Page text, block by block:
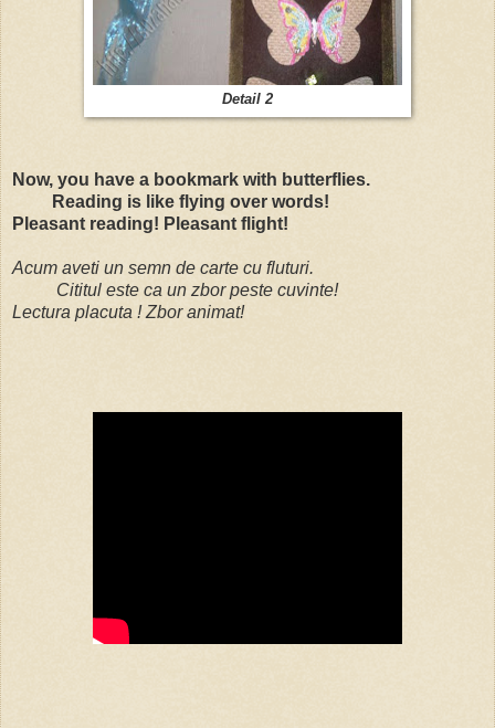
Detail 2
Now, you have a bookmark with butterflies.
Reading is like flying over words!
Pleasant reading! Pleasant flight!
Acum aveti un semn de carte cu fluturi.
Cititul este ca un zbor peste cuvinte!
Lectura placuta ! Zbor animat!